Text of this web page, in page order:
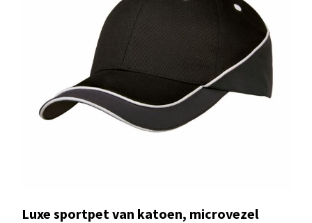
Luxe sportpet van katoen, microvezel